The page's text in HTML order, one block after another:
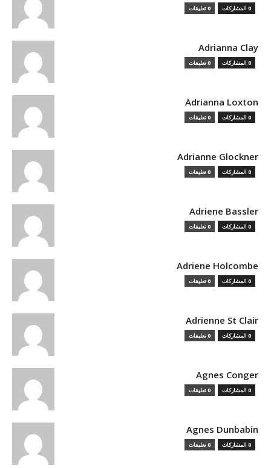
0 المشاركات 0 تعليقات
Adrianna Clay
0 المشاركات 0 تعليقات
Adrianna Loxton
0 المشاركات 0 تعليقات
Adrianne Glockner
0 المشاركات 0 تعليقات
Adriene Bassler
0 المشاركات 0 تعليقات
Adriene Holcombe
0 المشاركات 0 تعليقات
Adrienne St Clair
0 المشاركات 0 تعليقات
Agnes Conger
0 المشاركات 0 تعليقات
Agnes Dunbabin
0 المشاركات 0 تعليقات